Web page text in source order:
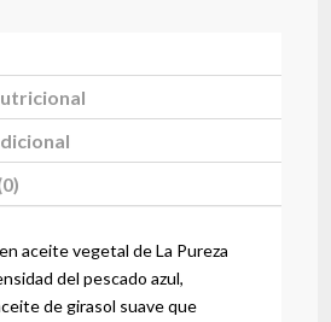
aceite vegetal de La Pureza
del pescado azul,
de girasol suave que